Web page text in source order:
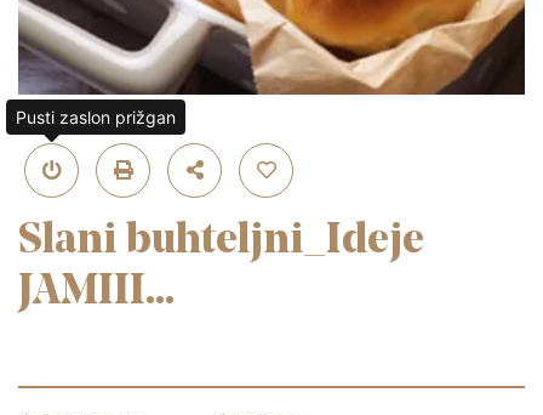
Slani buhteljni_Ideje
JAMIII...
Pusti zaslon prižgan